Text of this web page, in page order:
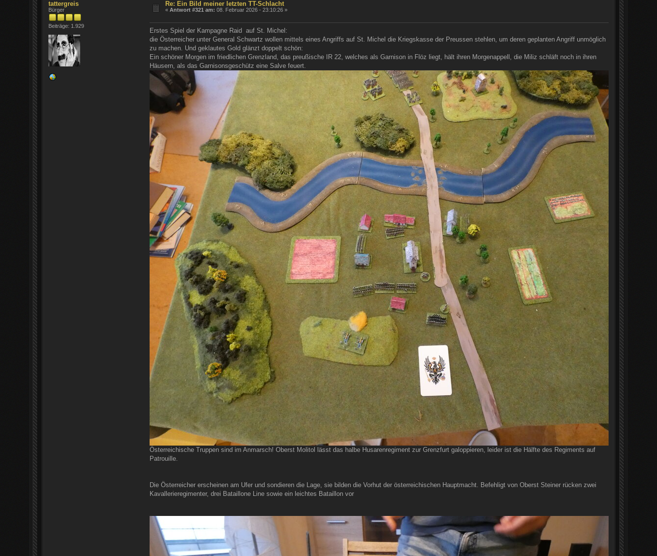
tattergreis
Bürger
Beiträge: 1.929
Re: Ein Bild meiner letzten TT-Schlacht
«Antwort #321 am: 08. Februar 2026 - 23:10:26 »
Erstes Spiel der Kampagne Raid auf St. Michel:
die Österreicher unter General Schwartz wollen mittels eines Angriffs auf St. Michel die Kriegskasse der Preussen stehlen, um deren geplanten Angriff unmöglich
zu machen. Und geklautes Gold glänzt doppelt schön:
Ein schöner Morgen im friedlichen Grenzland, das preußische IR 22, welches als Garnison in Flöz liegt, hält ihren Morgenappell, die Miliz schläft noch in ihren
Häusern, als das Garnisonsgeschütz eine Salve feuert.
Österreichische Truppen sind im Anmarsch! Oberst Molitol lässt das halbe Husarenregiment zur Grenzfurt galoppieren, leider ist die Hälfte des Regiments auf
Patrouille.
Die Österreicher erscheinen am Ufer und sondieren die Lage, sie bilden die Vorhut der österreichischen Hauptmacht. Befehligt von Oberst Steiner rücken zwei
Kavallerieregimenter, drei Bataillone Line sowie ein leichtes Bataillon vor